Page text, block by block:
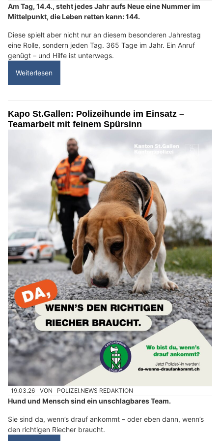
Am Tag, 14.4., steht jedes Jahr aufs Neue eine Nummer im
Mittelpunkt, die Leben retten kann: 144.
Diese spielt aber nicht nur an diesem besonderen Jahrestag
eine Rolle, sondern jeden Tag. 365 Tage im Jahr. Ein Anruf
genügt – und Hilfe ist unterwegs.
Weiterlesen
Kapo St.Gallen: Polizeihunde im Einsatz –
Teamarbeit mit feinem Spürsinn
19.03.26 VON POLIZEI.NEWS REDAKTION
Hund und Mensch sind ein unschlagbares Team.
Sie sind da, wenn’s drauf ankommt – oder eben dann, wenn’s
den richtigen Riecher braucht.